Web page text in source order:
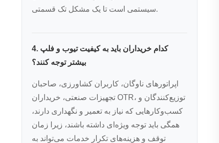
سیستمی است تا یک مشکل تک قسمتی.
4. کدام خریداران باید به کیفیت تیوب و فلپ
بیشتر توجه کنند؟
اپراتورهای ناوگان، کاربران کشاورزی، صاحبان
تجهیزات صنعتی، خریداران OTR، توزیع‌کنندگان و
کسب‌وکارهایی که نیاز به تعمیر و نگهداری دارند،
همگی باید توجه ویژه‌ای داشته باشند، زیرا زمان
توقف و هزینه‌های تکرار خدمات می‌تواند به